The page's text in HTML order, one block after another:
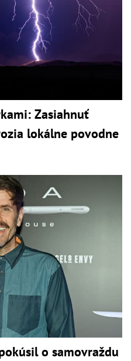
Zasiahnuť
lokálne povodne
o samovraždu